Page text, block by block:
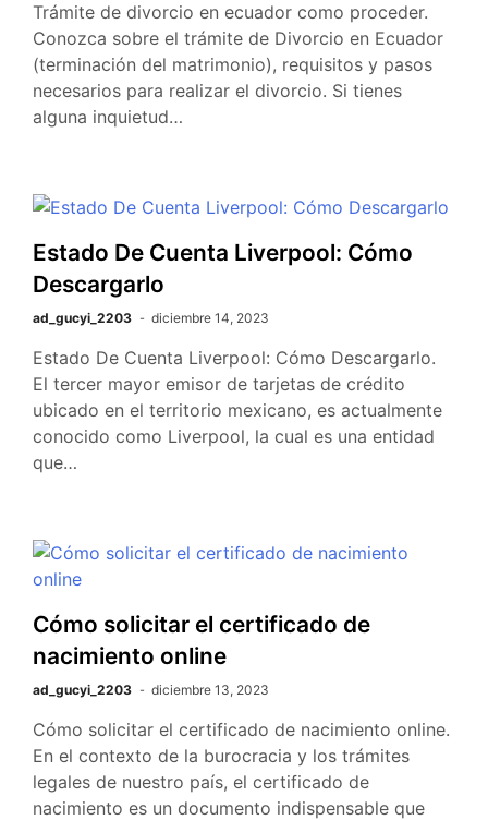
Trámite de divorcio en ecuador como proceder.
Conozca sobre el trámite de Divorcio en Ecuador
(terminación del matrimonio), requisitos y pasos
necesarios para realizar el divorcio. Si tienes
alguna inquietud…
Estado De Cuenta Liverpool: Cómo
Descargarlo
ad_gucyi_2203 diciembre 14, 2023
Estado De Cuenta Liverpool: Cómo Descargarlo.
El tercer mayor emisor de tarjetas de crédito
ubicado en el territorio mexicano, es actualmente
conocido como Liverpool, la cual es una entidad
que…
Cómo solicitar el certificado de
nacimiento online
ad_gucyi_2203 diciembre 13, 2023
Cómo solicitar el certificado de nacimiento online.
En el contexto de la burocracia y los trámites
legales de nuestro país, el certificado de
nacimiento es un documento indispensable que